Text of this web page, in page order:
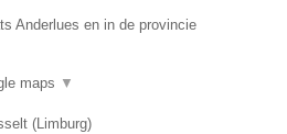
Anderlues en in de provincie
maps ▼
(Limburg)